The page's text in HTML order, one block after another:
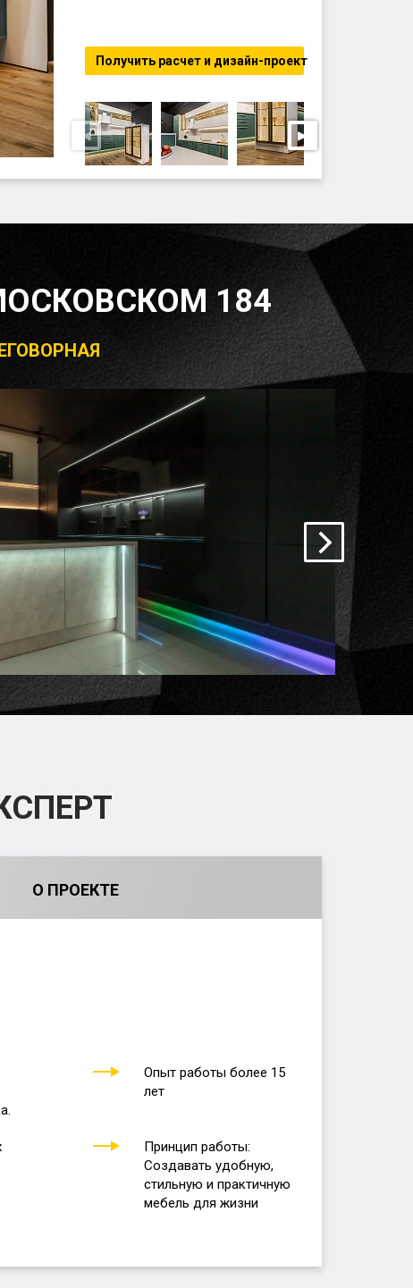
Получить расчет и дизайн-проект
◀ ▶
184
О ПРОЕКТЕ
Опыт работы более 15
лет
Принцип работы:
Создавать удобную,
стильную и практичную
мебель для жизни